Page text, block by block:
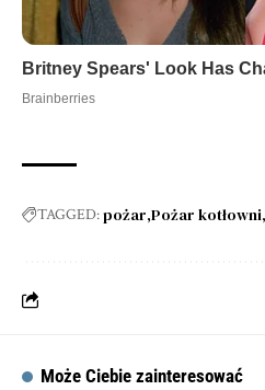
TAGGED:pożar Pożar kotłowni
Może Ciebie zainteresować